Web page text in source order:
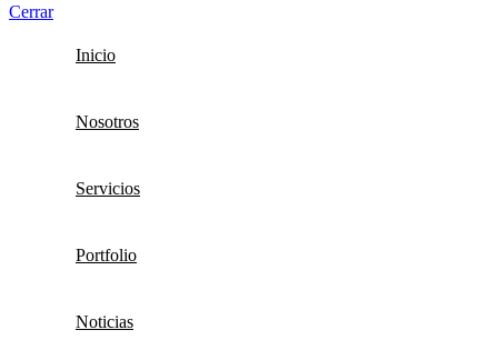
Cerrar
Inicio
Nosotros
Servicios
Portfolio
Noticias